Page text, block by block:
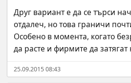
Друг вариант е да се търси
отдалеч, но това граничи
Особено в момента, когато
да расте и фирмите да затягат
25.09.2015 08:43